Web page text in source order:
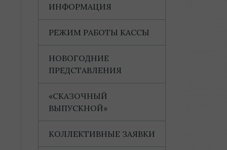
ИНФОРМАЦИЯ
РЕЖИМ РАБОТЫ КАССЫ
НОВОГОДНИЕ
ПРЕДСТАВЛЕНИЯ
«СКАЗОЧНЫЙ
ВЫПУСКНОЙ»
КОЛЛЕКТИВНЫЕ ЗАЯВКИ